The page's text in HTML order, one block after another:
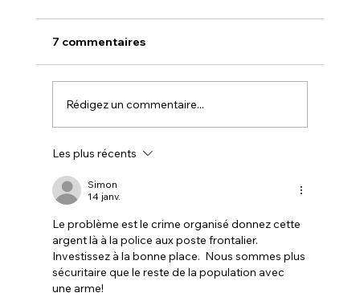
CANADIAN TIRE avec LA FERME
MONETTE
7 commentaires
Rédigez un commentaire...
Les plus récents
Simon
14 janv.
Le problème est le crime organisé donnez cette
argent là à la police aux poste frontalier.
Investissez à la bonne place.  Nous sommes plus
sécuritaire que le reste de la population avec
une arme!